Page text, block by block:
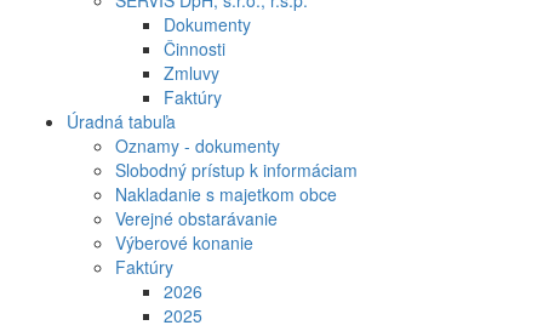
Dokumenty
Činnosti
Zmluvy
Faktúry
Úradná tabuľa
Oznamy - dokumenty
Slobodný prístup k informáciam
Nakladanie s majetkom obce
Verejné obstarávanie
Výberové konanie
Faktúry
2026
2025